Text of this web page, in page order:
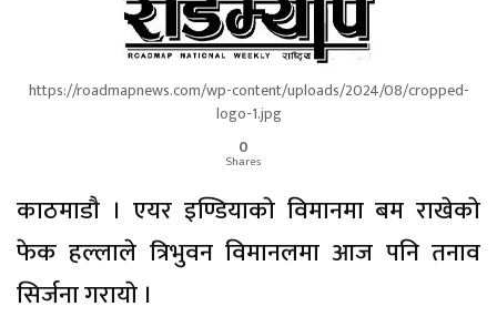
https://roadmapnews.com/wp-content/uploads/2024/08/cropped-
logo-1.jpg
0
Shares
काठमाडाै । एयर इण्डियाकाे विमानमा बम राखेकाे
फेक हल्लाले त्रिभुवन विमानलमा आज पनि तनाव
सिर्जना गरायाे ।